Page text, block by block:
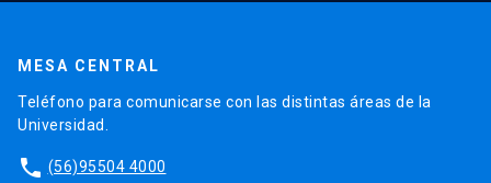
MESA CENTRAL
Teléfono para comunicarse con las distintas áreas de la
Universidad.
phone (56)95504 4000